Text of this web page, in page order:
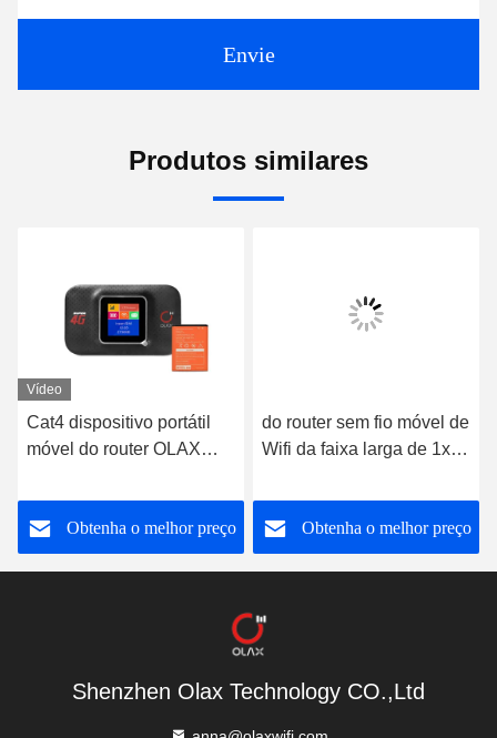
Envie
Produtos similares
Vídeo
Cat4 dispositivo portátil
móvel do router OLAX
Wifi
Obtenha o melhor preço
do router sem fio móvel de
Wifi da faixa larga de 1x1
portátil do LCD do ponto
quente de Mifi
Obtenha o melhor preço
Shenzhen Olax Technology CO.,Ltd